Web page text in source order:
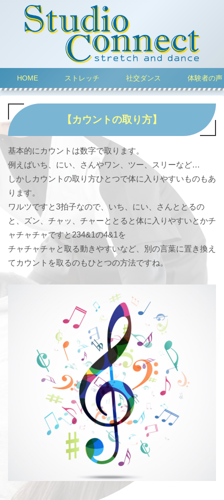
HOME ストレッチ 社交ダンス 体験者の声
【カウントの取り方】
基本的にカウントは数字で取ります。
例えばいち、にい、さんやワン、ツー、スリーなど…
しかしカウントの取り方ひとつで体に入りやすいものもあ
ります。
ワルツですと3拍子なので、いち、にい、さんととるの
と、ズン、チャッ、チャーととると体に入りやすいとかチ
ャチャチャですと234&1の4&1を
チャチャチャと取る動きやすいなど、別の言葉に置き換え
てカウントを取るのもひとつの方法ですね。